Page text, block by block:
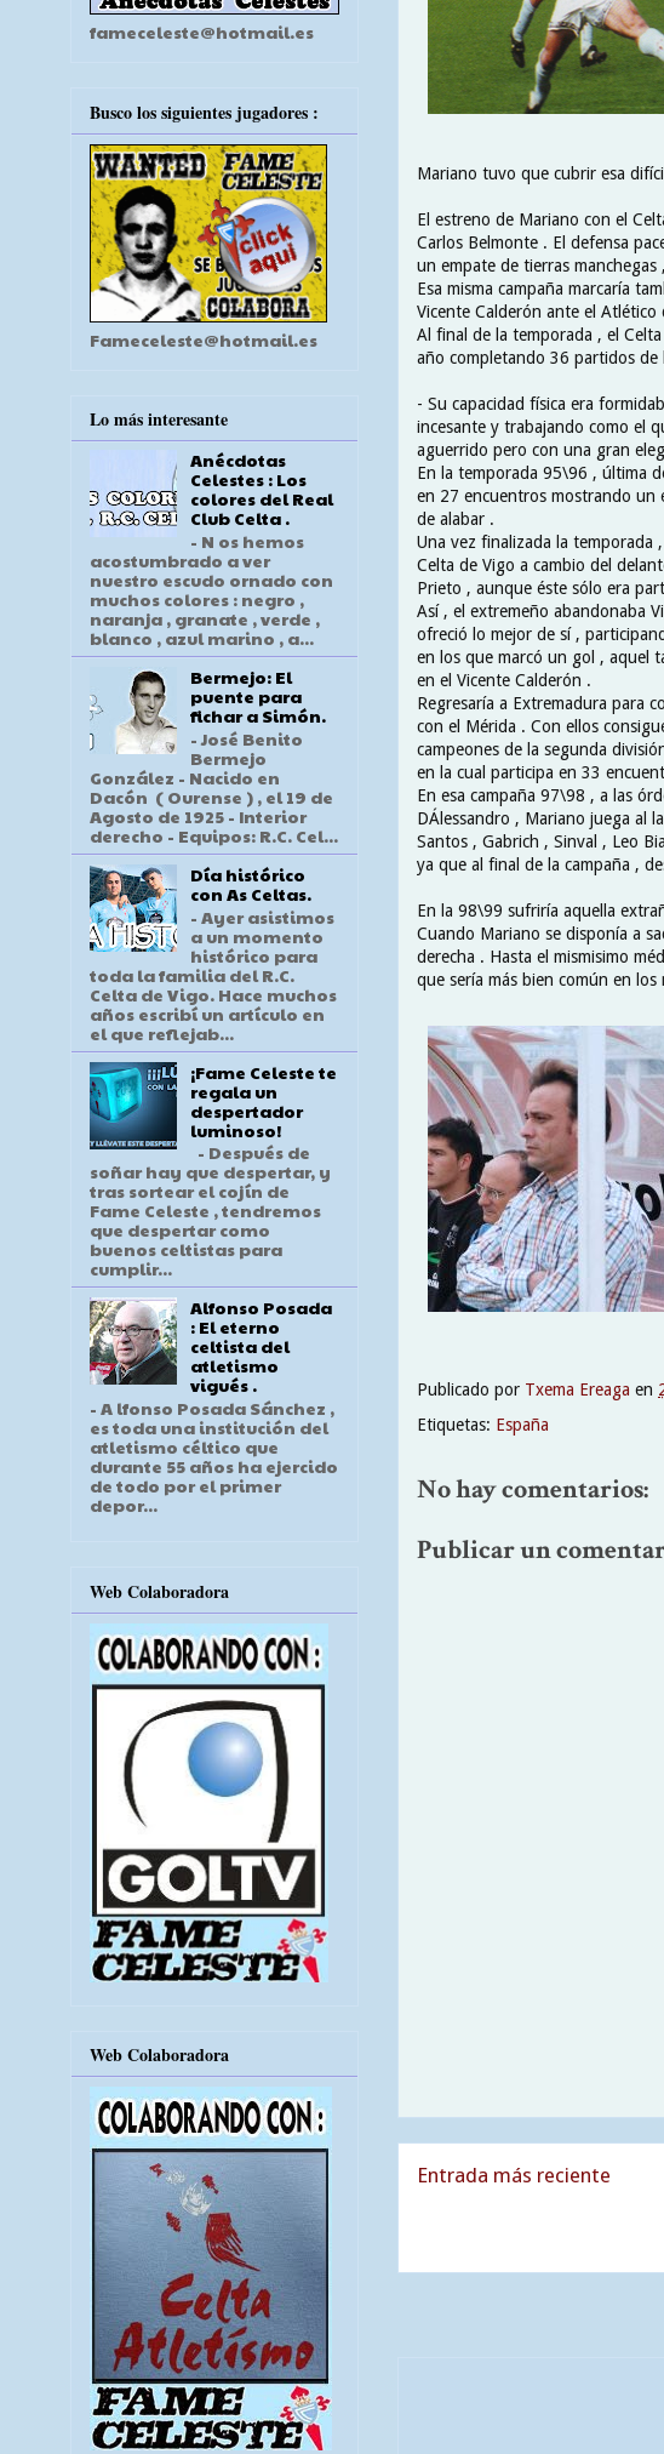
Mariano tuvo que cubrir esa
El estreno de Mariano con el
Carlos Belmonte . El defensa
un empate de tierras manchegas
Esa misma campaña marcaría
Vicente Calderón ante el
Al final de la temporada , el
año completando 36 partidos de
- Su capacidad física era
incesante y trabajando como el
aguerrido pero con una gran
En la temporada 95\96 , última
en 27 encuentros mostrando un
de alabar .
Una vez finalizada la temporada
Celta de Vigo a cambio del
Prieto , aunque éste sólo era
Así , el extremeño abandonaba
ofreció lo mejor de sí ,
en los que marcó un gol , aquel
en el Vicente Calderón .
Regresaría a Extremadura para
con el Mérida . Con ellos
campeones de la segunda
en la cual participa en 33
En esa campaña 97\98 , a las
DÁlessandro , Mariano juega al
Santos , Gabrich , Sinval , Leo
ya que al final de la campaña ,
En la 98\99 sufriría aquella
Cuando Mariano se disponía a
derecha . Hasta el mismisimo
que sería más bien común en los
Publicado por Txema Ereaga en
Etiquetas: España
No hay comentarios:
Publicar un
Entrada más reciente
fameceleste@hotmail.es
Busco los siguientes jugadores :
Fameceleste@hotmail.es
Lo más interesante
Anécdotas
Celestes : Los
colores del Real
Club Celta .
- N os hemos
acostumbrado a ver
nuestro escudo ornado con
muchos colores : negro ,
naranja , granate , verde ,
blanco , azul marino , a...
Bermejo: El
puente para
fichar a Simón.
- José Benito
Bermejo
González - Nacido en
Dacón ( Ourense ) , el 19 de
Agosto de 1925 - Interior
derecho - Equipos: R.C. Cel...
Día histórico
con As Celtas.
- Ayer asistimos
a un momento
histórico para
toda la familia del R.C.
Celta de Vigo. Hace muchos
años escribí un artículo en
el que reflejab...
¡Fame Celeste te
regala un
despertador
luminoso!
- Después de
soñar hay que despertar, y
tras sortear el cojín de
Fame Celeste , tendremos
que despertar como
buenos celtistas para
cumplir...
Alfonso Posada
: El eterno
celtista del
atletismo
vigués .
- A lfonso Posada Sánchez ,
es toda una institución del
atletismo céltico que
durante 55 años ha ejercido
de todo por el primer
depor...
Web Colaboradora
Web Colaboradora